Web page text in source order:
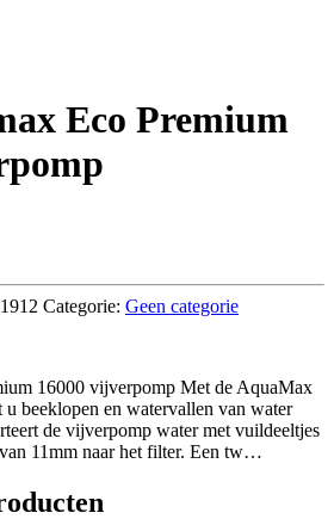
Eco Premium
Categorie: Geen categorie
16000 vijverpomp Met de AquaMax
beeklopen en watervallen van water
de vijverpomp water met vuildeeltjes
11mm naar het filter. Een tw…